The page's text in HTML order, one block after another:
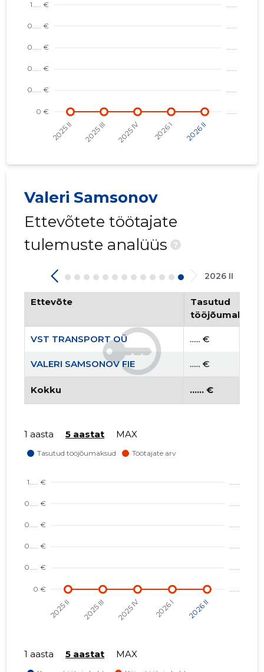
Valeri Samsonov
Ettevõtete töötajate
tulemuste analüüs
?
2026 II
Ettevõte
Tasutud
tööjõumaksud
VST TRANSPORT OÜ ...... €
VALERI SAMSONOV FIE ...... €
Kokku ...... €
1 aasta 5 aastat MAX
1 aasta 5 aastat MAX